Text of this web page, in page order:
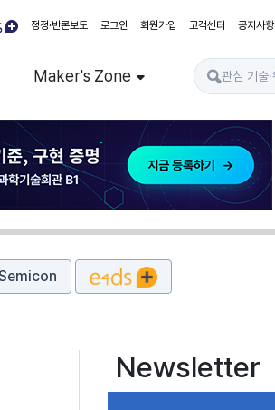
정정·반론보도 로그인 회원가입 고객센터 공지사항
Maker's Zone
Newsletter